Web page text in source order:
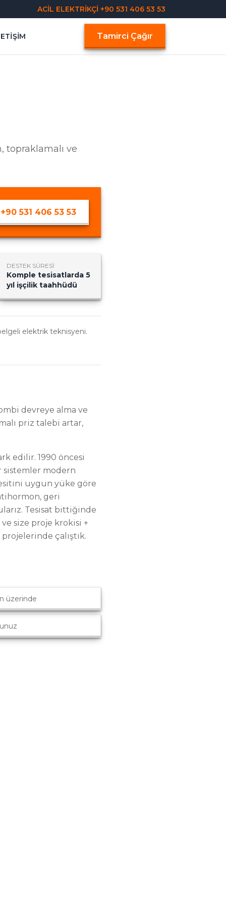
ACİL ELEKTRİKÇİ +90 531 406 53 53
Tamirci Çağır
topraklamalı ve
+90 531 406 53 53
DESTEK SÜRESI
Komple tesisatlarda 5
yıl işçilik taahhüdü
elektrik teknisyeni.
devreye alma ve
priz talebi artar,
edilir. 1990 öncesi
sistemler modern
uygun yüke göre
geri
Tesisat bittiğinde
size proje krokisi +
çalıştık.
üzerinde